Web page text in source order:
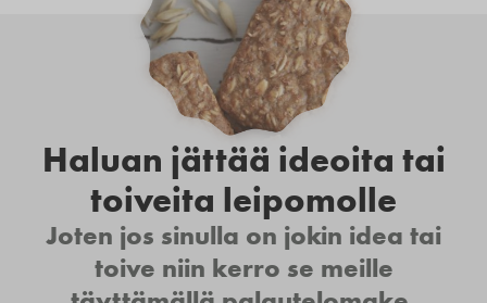
Haluan jättää ideoita tai
toiveita leipomolle
Joten jos sinulla on jokin idea tai
toive niin kerro se meille